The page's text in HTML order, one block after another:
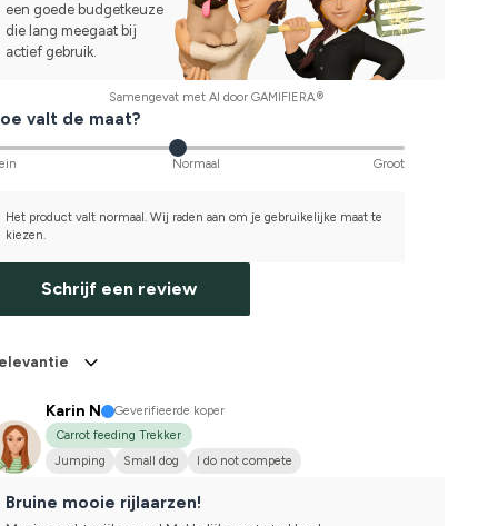
een goede budgetkeuze
die lang meegaat bij
actief gebruik.
Samengevat met AI door GAMIFIERA.®
valt de maat?
Normaal Groot
Het product valt normaal. Wij raden aan om je gebruikelijke maat te
kiezen.
Schrijf een review
Karin N
Geverifieerde koper
Carrot feeding Trekker
Jumping
Small dog I do not compete
Bruine mooie rijlaarzen!